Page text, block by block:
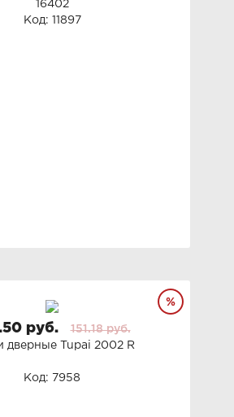
16402
Код: 11897
руб.
151.18 руб.
дверные Tupai 2002 R
Код: 7958